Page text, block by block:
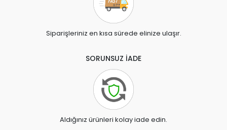
Siparişleriniz en kısa sürede elinize ulaşır.
SORUNSUZ İADE
Aldığınız ürünleri kolay iade edin.